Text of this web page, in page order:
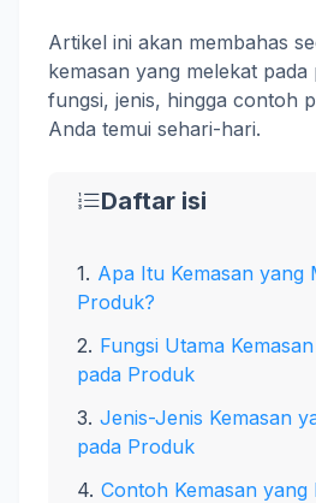
Artikel ini akan membahas
kemasan yang melekat
fungsi, jenis, hingga contoh
Anda temui sehari-hari.
Daftar isi
Apa Itu Kemasan yang
Produk?
Fungsi Utama
pada Produk
Jenis-Jenis Kemasan
pada Produk
Contoh Kemasan yang